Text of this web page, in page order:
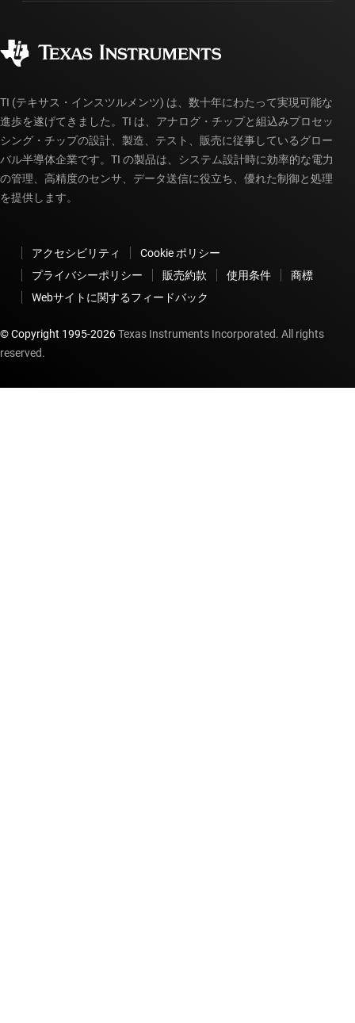
myTI アカウントの FAQ
ご注文に関する FAQ
TI (テキサス・インスツルメンツ) は、数十年にわたって実現可能な
進歩を遂げてきました。TI は、アナログ・チップと組込みプロセッ
シング・チップの設計、製造、テスト、販売に従事しているグロー
バル半導体企業です。TI の製品は、システム設計時に効率的な電力
の管理、高精度のセンサ、データ送信に役立ち、優れた制御と処理
を提供します。
アクセシビリティ
Cookie ポリシー
プライバシーポリシー
販売約款 使用条件
商標
Webサイトに関するフィードバック
© Copyright 1995-2026Texas Instruments Incorporated. All rights
reserved.